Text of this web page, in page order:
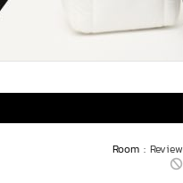
Room : Review